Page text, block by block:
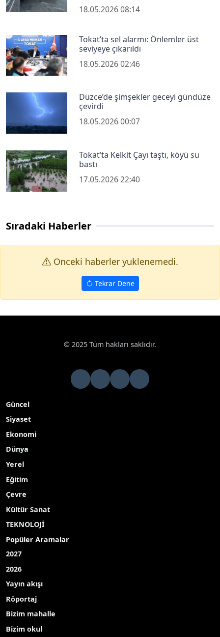
18.05.2026 08:14
Tokat’ta sel alarmı: Önlemler üst
seviyeye çıkarıldı
18.05.2026 02:46
Düzce’de şimşekler geceyi gündüze
çevirdi
18.05.2026 00:07
Tokat’ta Kelkit Çayı taştı, köyü su
bastı
17.05.2026 22:40
Sıradaki Haberler
Onceki haberler yuklenemedi.
Tekrar Dene
© 2025 Tüm hakları saklıdır.
Güncel
Siyaset
Ekonomi
Dünya
Yerel
Eğitim
Çevre
Kültür Sanat
TEKNOLOJİ
Popüler Aramalar
2027
2026
Yayın akışı
Röportaj
Bizim mahalle
Bizim okul